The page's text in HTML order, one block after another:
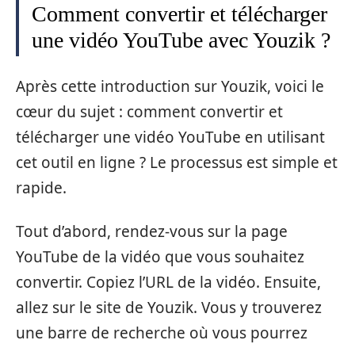
Comment convertir et télécharger
une vidéo YouTube avec Youzik ?
Après cette introduction sur Youzik, voici le
cœur du sujet : comment convertir et
télécharger une vidéo YouTube en utilisant
cet outil en ligne ? Le processus est simple et
rapide.
Tout d’abord, rendez-vous sur la page
YouTube de la vidéo que vous souhaitez
convertir. Copiez l’URL de la vidéo. Ensuite,
allez sur le site de Youzik. Vous y trouverez
une barre de recherche où vous pourrez